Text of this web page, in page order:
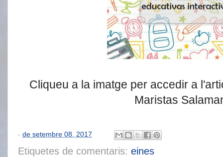
Cliqueu a la imatge per accedir a
Maristas
- de setembre 08, 2017
Etiquetes de comentaris: eines